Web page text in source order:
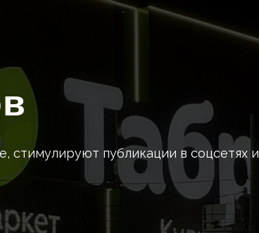
стимулируют публикации в соцсетях и